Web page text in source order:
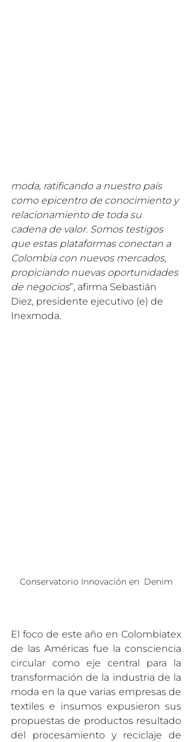
moda, ratificando a nuestro país
como epicentro de conocimiento y
relacionamiento de toda su
cadena de valor. Somos testigos
que estas plataformas conectan a
Colombia con nuevos mercados,
propiciando nuevas oportunidades
de negocios”, afirma Sebastián
Diez, presidente ejecutivo (e) de
Inexmoda.
Conservatorio Innovación en  Denim
El foco de este año en Colombiatex
de las Américas fue la consciencia
circular como eje central para la
transformación de la industria de la
moda en la que varias empresas de
textiles e insumos expusieron sus
propuestas de productos resultado
del procesamiento y reciclaje de